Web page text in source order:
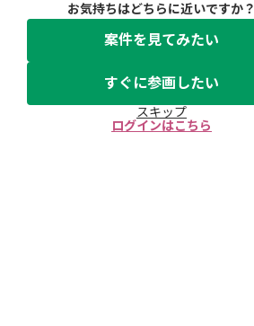
お気持ちはどちらに近いですか？
案件を見てみたい
すぐに参画したい
スキップ
ログインはこちら